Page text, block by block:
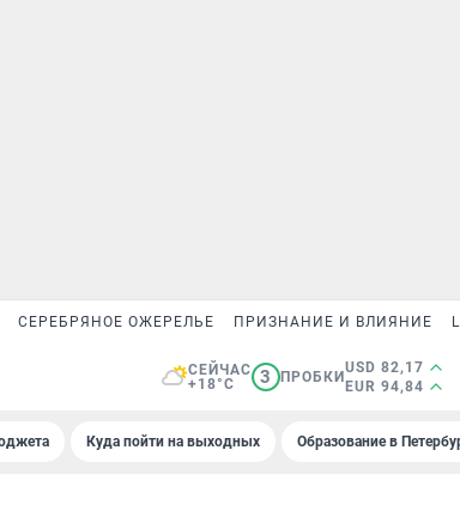
СЕРЕБРЯНОЕ ОЖЕРЕЛЬЕ ПРИЗНАНИЕ И ВЛИЯНИЕ
СЕЙЧАС
+18°C
3 ПРОБКИ
USD 82,17
EUR 94,84
Куда пойти на выходных Образование в